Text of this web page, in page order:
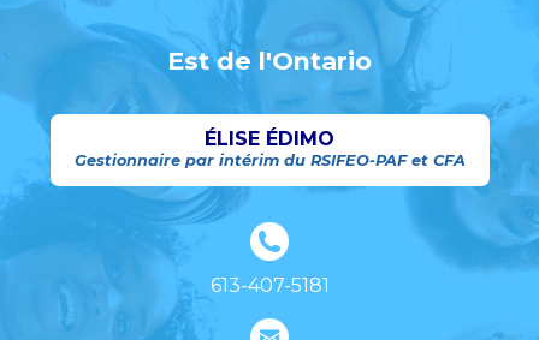
Est de l'Ontario
ÉLISE ÉDIMO
Gestionnaire par intérim du RSIFEO-PAF et CFA
613-407-5181